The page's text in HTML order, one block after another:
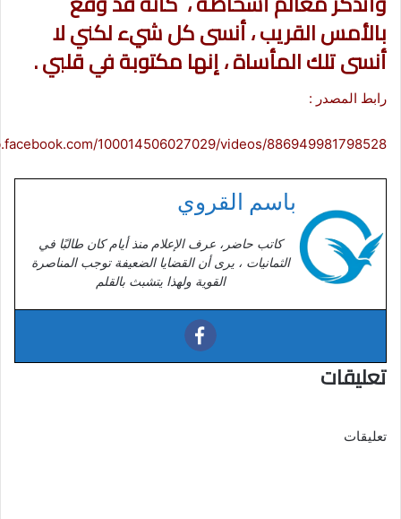
بالأمس القريب ، أنسى كل شيء لكني لا
أنسى تلك المأساة ، إنها مكتوبة في قلبي .
رابط المصدر :
100014506027029/videos/886949981798528/
باسم القروي
كاتب حاضر، عرف الإعلام منذ أيام كان طالبًا في
الثمانيات ، يرى أن القضايا الضعيفة توجب المناصرة
القوية ولهذا يتشبث بالقلم
تعليقات
تعليقات